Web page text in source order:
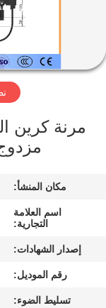
بنا
في
ضبط
الجودة
مرنة كرين
مكان المنشأ:
اسم العلامة
التجارية:
إصدار الشهادات:
رقم الموديل:
تسليط الضوء: